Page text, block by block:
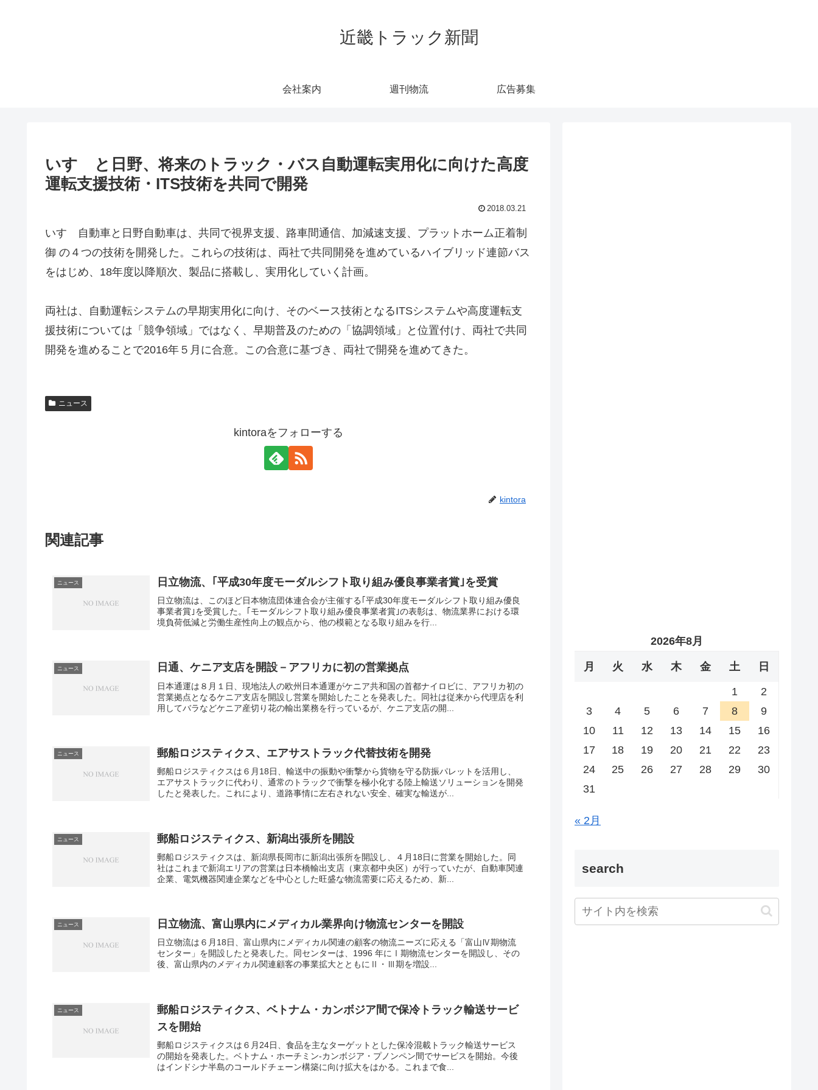
近畿トラック新聞
会社案内 週刊物流 広告募集
いすゞと日野、将来のトラック・バス自動運転実用化に向けた高度
運転支援技術・ITS技術を共同で開発
2018.03.21
いすゞ自動車と日野自動車は、共同で視界支援、路車間通信、加減速支援、プラットホーム正着制
御 の４つの技術を開発した。これらの技術は、両社で共同開発を進めているハイブリッド連節バス
をはじめ、18年度以降順次、製品に搭載し、実用化していく計画。
両社は、自動運転システムの早期実用化に向け、そのベース技術となるITSシステムや高度運転支
援技術については「競争領域」ではなく、早期普及のための「協調領域」と位置付け、両社で共同
開発を進めることで2016年５月に合意。この合意に基づき、両社で開発を進めてきた。
ニュース
kintoraをフォローする
kintora
関連記事
ニュース 日立物流、｢平成30年度モーダルシフト取り組み優良事業者賞｣を受賞
日立物流は、このほど日本物流団体連合会が主催する｢平成30年度モーダルシフト取り組み優良
事業者賞｣を受賞した。｢モーダルシフト取り組み優良事業者賞｣の表彰は、物流業界における環
境負荷低減と労働生産性向上の観点から、他の模範となる取り組みを行...
ニュース 日通、ケニア支店を開設－アフリカに初の営業拠点
日本通運は８月１日、現地法人の欧州日本通運がケニア共和国の首都ナイロビに、アフリカ初の
営業拠点となるケニア支店を開設し営業を開始したことを発表した。同社は従来から代理店を利
用してバラなどケニア産切り花の輸出業務を行っているが、ケニア支店の開...
ニュース 郵船ロジスティクス、エアサストラック代替技術を開発
郵船ロジスティクスは６月18日、輸送中の振動や衝撃から貨物を守る防振パレットを活用し、
エアサストラックに代わり、通常のトラックで衝撃を極小化する陸上輸送ソリューションを開発
したと発表した。これにより、道路事情に左右されない安全、確実な輸送が...
ニュース 郵船ロジスティクス、新潟出張所を開設
郵船ロジスティクスは、新潟県長岡市に新潟出張所を開設し、４月18日に営業を開始した。同
社はこれまで新潟エリアの営業は日本橋輸出支店（東京都中央区）が行っていたが、自動車関連
企業、電気機器関連企業などを中心とした旺盛な物流需要に応えるため、新...
ニュース 日立物流、富山県内にメディカル業界向け物流センターを開設
日立物流は６月18日、富山県内にメディカル関連の顧客の物流ニーズに応える「富山Ⅳ期物流
センター」を開設したと発表した。同センターは、1996 年にⅠ期物流センターを開設し、その
後、富山県内のメディカル関連顧客の事業拡大とともにⅡ・Ⅲ期を増設...
ニュース
郵船ロジスティクス、ベトナム・カンボジア間で保冷トラック輸送サービ
スを開始
郵船ロジスティクスは６月24日、食品を主なターゲットとした保冷混載トラック輸送サービス
の開始を発表した。ベトナム・ホーチミン-カンボジア・プノンペン間でサービスを開始。今後
はインドシナ半島のコールドチェーン構築に向け拡大をはかる。これまで食...
2026年8月
月 火 水 木 金 土 日
1
2
3
4 5 6 7 8
9
10
11 12 13 14 15
16
17
18 19 20 21 22
23
24
25 26 27 28 29
30
31
« 2月
search